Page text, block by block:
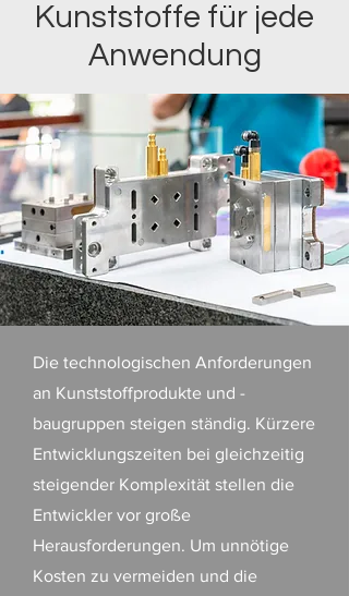
Kunststoffe für jede
Anwendung
Die technologischen Anforderungen
an Kunststoffprodukte und -
baugruppen steigen ständig. Kürzere
Entwicklungszeiten bei gleichzeitig
steigender Komplexität stellen die
Entwickler vor große
Herausforderungen. Um unnötige
Kosten zu vermeiden und die